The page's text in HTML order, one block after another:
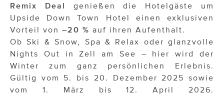
Remix Deal
genießen die Hotelgäste um
Upside Down Town Hotel einen exklusiven
Vorteil von –20 % auf ihren Aufenthalt.
Ob Ski & Snow, Spa & Relax oder glanzvolle
Nights Out in Zell am See – hier wird der
Winter zum ganz persönlichen Erlebnis.
Gültig vom 5. bis 20. Dezember 2025 sowie
vom 1. März bis 12. April 2026.